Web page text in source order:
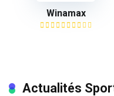
Winamax
Actualités